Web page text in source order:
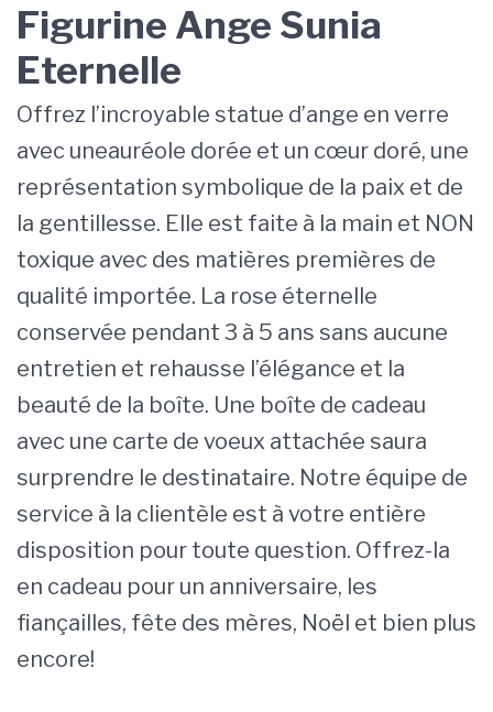
Figurine Ange Sunia
Eternelle
Offrez l’incroyable statue d’ange en verre
avec uneauréole dorée et un cœur doré, une
représentation symbolique de la paix et de
la gentillesse. Elle est faite à la main et NON
toxique avec des matières premières de
qualité importée. La rose éternelle
conservée pendant 3 à 5 ans sans aucune
entretien et rehausse l’élégance et la
beauté de la boîte. Une boîte de cadeau
avec une carte de voeux attachée saura
surprendre le destinataire. Notre équipe de
service à la clientèle est à votre entière
disposition pour toute question. Offrez-la
en cadeau pour un anniversaire, les
fiançailles, fête des mères, Noël et bien plus
encore!